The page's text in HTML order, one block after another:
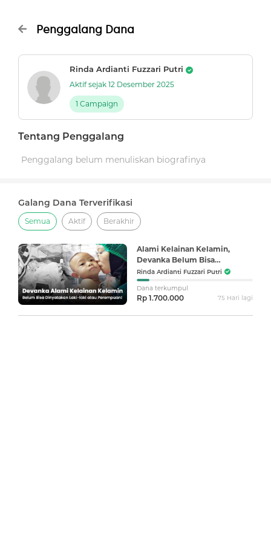
Penggalang Dana
Rinda Ardianti Fuzzari Putri
Aktif sejak 12 Desember 2025
1 Campaign
Tentang Penggalang
Penggalang belum menuliskan biografinya
Galang Dana Terverifikasi
Semua Aktif Berakhir
Alami Kelainan Kelamin,
Devanka Belum Bisa
Dinyatakan Laki-laki atau
Perempuan!
Rinda Ardianti Fuzzari Putri
Dana terkumpul
Rp 1.700.000 75 Hari lagi